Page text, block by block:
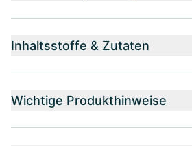
Inhaltsstoffe & Zutaten
Wichtige Produkthinweise